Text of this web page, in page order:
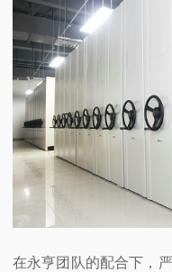
在永亨团队的配合下，